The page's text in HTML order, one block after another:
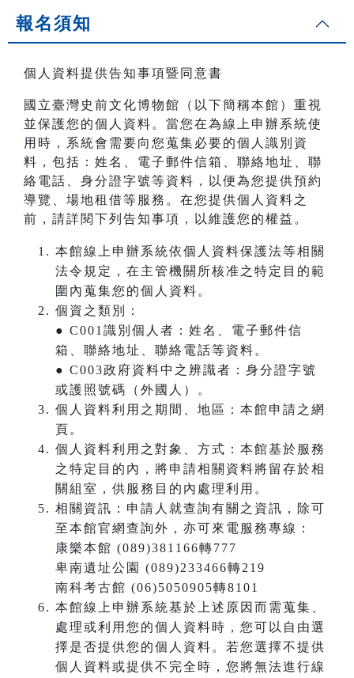
報名須知
個人資料提供告知事項暨同意書
國立臺灣史前文化博物館（以下簡稱本館）重視
並保護您的個人資料。當您在為線上申辦系統使
用時，系統會需要向您蒐集必要的個人識別資
料，包括：姓名、電子郵件信箱、聯絡地址、聯
絡電話、身分證字號等資料，以便為您提供預約
導覽、場地租借等服務。在您提供個人資料之
前，請詳閱下列告知事項，以維護您的權益。
本館線上申辦系統依個人資料保護法等相關
法令規定，在主管機關所核准之特定目的範
圍內蒐集您的個人資料。
個資之類別：
● C001識別個人者：姓名、電子郵件信
箱、聯絡地址、聯絡電話等資料。
● C003政府資料中之辨識者：身分證字號
或護照號碼（外國人）。
個人資料利用之期間、地區：本館申請之網
頁。
個人資料利用之對象、方式：本館基於服務
之特定目的內，將申請相關資料將留存於相
關組室，供服務目的內處理利用。
相關資訊：申請人就查詢有關之資訊，除可
至本館官網查詢外，亦可來電服務專線：
康樂本館 (089)381166轉777
卑南遺址公園 (089)233466轉219
南科考古館 (06)5050905轉8101
本館線上申辦系統基於上述原因而需蒐集、
處理或利用您的個人資料時，您可以自由選
擇是否提供您的個人資料。若您選擇不提供
個人資料或提供不完全時，您將無法進行線